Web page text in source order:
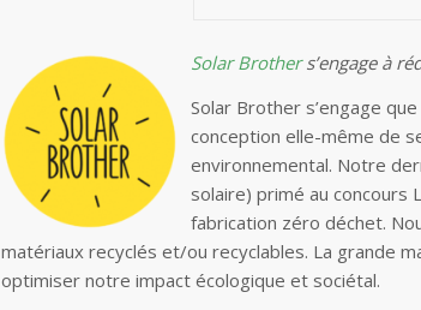
Solar Brothers’engage à
Solar Brother s’engage
conception elle-même de
environnemental. Notre
solaire) primé au concours
fabrication zéro déchet.
matériaux recyclés et/ou recyclables. La grande
optimiser notre impact écologique et sociétal.